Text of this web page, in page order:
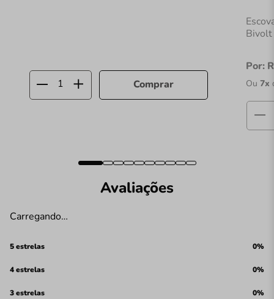
Comprar
Bivolt
Por:
Ou 7x
Avaliações
Carregando…
5 estrelas 0%
4 estrelas 0%
3 estrelas 0%